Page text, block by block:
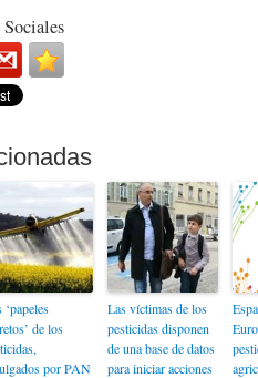
‘papeles
de los
por PAN
Las víctimas de los
pesticidas disponen
de una base de datos
para iniciar acciones